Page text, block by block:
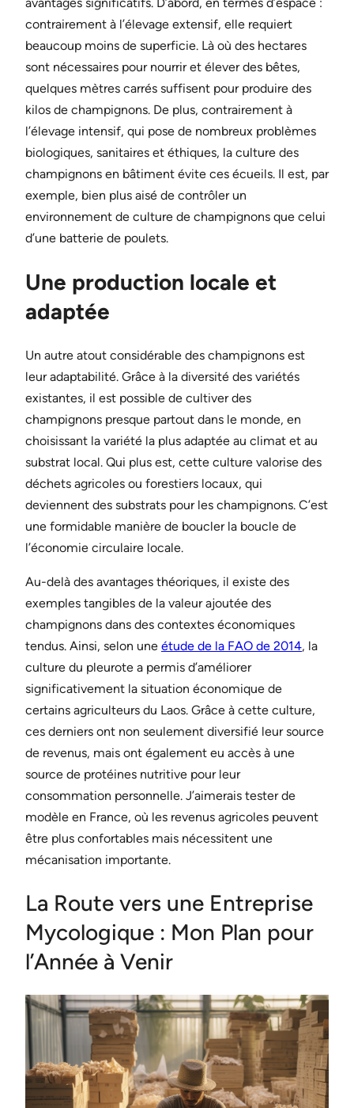
avantages significatifs. D’abord, en termes d’espace :
contrairement à l’élevage extensif, elle requiert
beaucoup moins de superficie. Là où des hectares
sont nécessaires pour nourrir et élever des bêtes,
quelques mètres carrés suffisent pour produire des
kilos de champignons. De plus, contrairement à
l’élevage intensif, qui pose de nombreux problèmes
biologiques, sanitaires et éthiques, la culture des
champignons en bâtiment évite ces écueils. Il est, par
exemple, bien plus aisé de contrôler un
environnement de culture de champignons que celui
d’une batterie de poulets.
Une production locale et
adaptée
Un autre atout considérable des champignons est
leur adaptabilité. Grâce à la diversité des variétés
existantes, il est possible de cultiver des
champignons presque partout dans le monde, en
choisissant la variété la plus adaptée au climat et au
substrat local. Qui plus est, cette culture valorise des
déchets agricoles ou forestiers locaux, qui
deviennent des substrats pour les champignons. C’est
une formidable manière de boucler la boucle de
l’économie circulaire locale.
Au-delà des avantages théoriques, il existe des
exemples tangibles de la valeur ajoutée des
champignons dans des contextes économiques
tendus. Ainsi, selon une étude de la FAO de 2014, la
culture du pleurote a permis d’améliorer
significativement la situation économique de
certains agriculteurs du Laos. Grâce à cette culture,
ces derniers ont non seulement diversifié leur source
de revenus, mais ont également eu accès à une
source de protéines nutritive pour leur
consommation personnelle. J’aimerais tester de
modèle en France, où les revenus agricoles peuvent
être plus confortables mais nécessitent une
mécanisation importante.
La Route vers une Entreprise
Mycologique : Mon Plan pour
l’Année à Venir